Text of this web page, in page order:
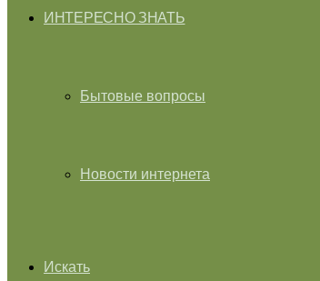
ИНТЕРЕСНО ЗНАТЬ
Бытовые вопросы
Новости интернета
Искать